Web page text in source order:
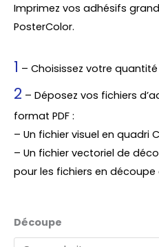
Imprimez vos adhésifs
PosterColor.
1 – Choisissez votre
2 – Déposez vos fichiers
format PDF :
– Un fichier visuel en quadri
– Un fichier vectoriel de
pour les fichiers en découpe
Découpe
quantité
de